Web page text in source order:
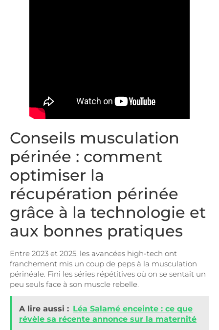
Conseils musculation
périnée : comment
optimiser la
récupération périnée
grâce à la technologie et
aux bonnes pratiques
Entre 2023 et 2025, les avancées high-tech ont
franchement mis un coup de peps à la musculation
périnéale. Fini les séries répétitives où on se sentait un
peu seuls face à son muscle rebelle.
A lire aussi : Léa Salamé enceinte : ce que
révèle sa récente annonce sur la maternité